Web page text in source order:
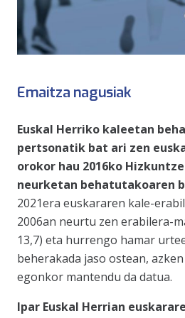
Emaitza nagusiak
Euskal Herriko kaleetan
pertsonatik bat ari zen
orokor hau 2016ko
neurketan behatutakoaren
2021era euskararen kale-
2006an neurtu zen erabilera-
13,7) eta hurrengo hamar
beherakada jaso ostean,
egonkor mantendu da datua.
Ipar Euskal Herrian